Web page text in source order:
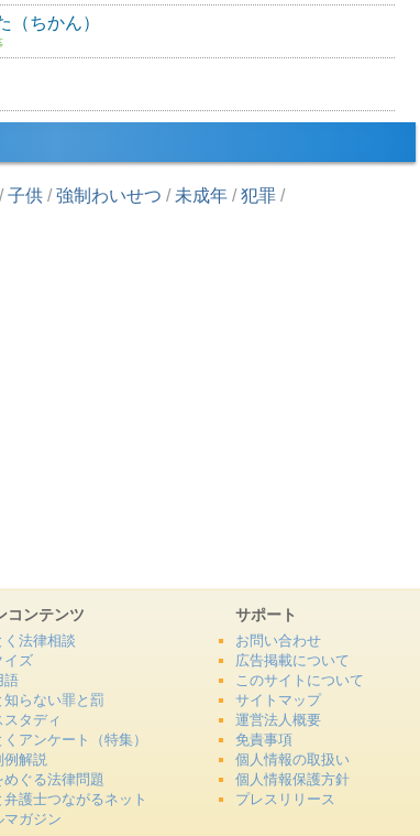
（ちかん）
/子供 /強制わいせつ / 未成年 /犯罪 /
コンテンツ
く法律相談
イズ
語
知らない罪と罰
スタディ
くアンケート（特集）
例解説
めぐる法律問題
弁護士つながるネット
マガジン
サポート
お問い合わせ
広告掲載について
このサイトについて
サイトマップ
運営法人概要
免責事項
個人情報の取扱い
個人情報保護方針
プレスリリース